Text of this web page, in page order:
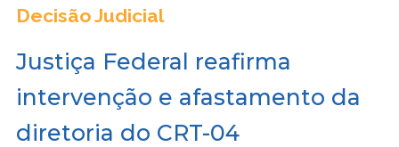
Decisão Judicial
Justiça Federal reafirma
intervenção e afastamento da
diretoria do CRT-04